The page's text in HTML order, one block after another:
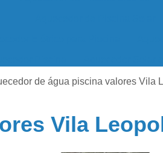
Solar Piscina
Aquecedor de
Piscina Fibra
Aquecedor
de água piscina valores Vila
Vila